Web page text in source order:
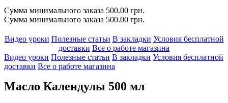
Сумма минимального заказа 500.00 грн.
Сумма минимального заказа 500.00 грн.
Видео уроки Полезные статьи В закладки Условия бесплатной
доставки Все о работе магазина
Видео уроки Полезные статьи В закладки Условия бесплатной
доставки Все о работе магазина
Масло Календулы 500 мл